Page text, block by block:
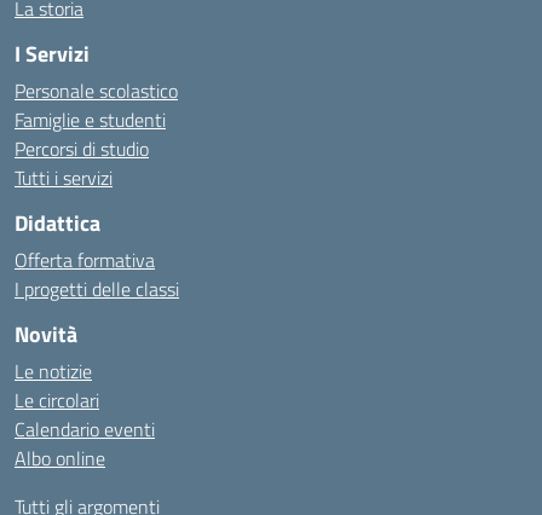
La storia
I Servizi
Personale scolastico
Famiglie e studenti
Percorsi di studio
Tutti i servizi
Didattica
Offerta formativa
I progetti delle classi
Novità
Le notizie
Le circolari
Calendario eventi
Albo online
Tutti gli argomenti